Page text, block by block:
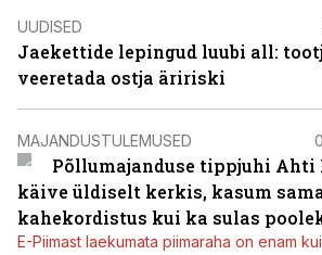
UUDISED
Jaekettide lepingud luubi all:
veeretada ostja äririski
MAJANDUSTULEMUSED
Põllumajanduse tippjuhi Ahti
käive üldiselt kerkis, kasum
kahekordistus kui ka sulas
E-Piimast laekumata piimaraha on enam